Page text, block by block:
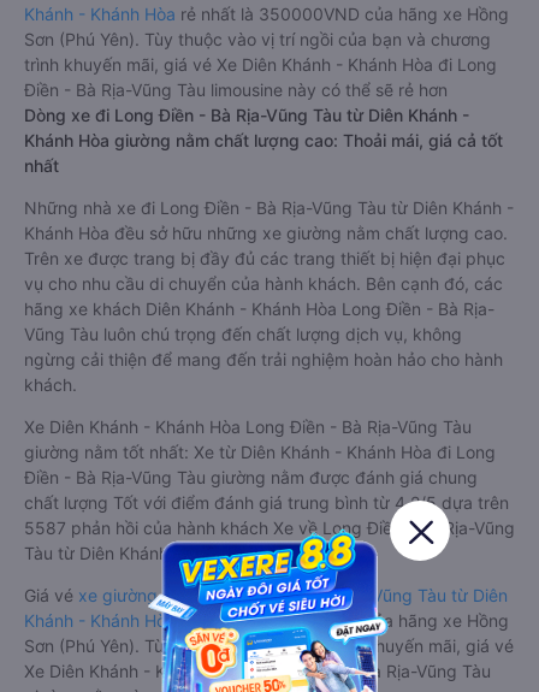
Khánh - Khánh Hòa rẻ nhất là 350000VND của hãng xe Hồng
Sơn (Phú Yên). Tùy thuộc vào vị trí ngồi của bạn và chương
trình khuyến mãi, giá vé Xe Diên Khánh - Khánh Hòa đi Long
Điền - Bà Rịa-Vũng Tàu limousine này có thể sẽ rẻ hơn
Dòng xe đi Long Điền - Bà Rịa-Vũng Tàu từ Diên Khánh -
Khánh Hòa giường nằm chất lượng cao: Thoải mái, giá cả tốt
nhất
Những nhà xe đi Long Điền - Bà Rịa-Vũng Tàu từ Diên Khánh -
Khánh Hòa đều sở hữu những xe giường nằm chất lượng cao.
Trên xe được trang bị đầy đủ các trang thiết bị hiện đại phục
vụ cho nhu cầu di chuyển của hành khách. Bên cạnh đó, các
hãng xe khách Diên Khánh - Khánh Hòa Long Điền - Bà Rịa-
Vũng Tàu luôn chú trọng đến chất lượng dịch vụ, không
ngừng cải thiện để mang đến trải nghiệm hoàn hảo cho hành
khách.
Xe Diên Khánh - Khánh Hòa Long Điền - Bà Rịa-Vũng Tàu
giường nằm tốt nhất: Xe từ Diên Khánh - Khánh Hòa đi Long
Điền - Bà Rịa-Vũng Tàu giường nằm được đánh giá chung
chất lượng Tốt với điểm đánh giá trung bình từ 4.2/5 dựa trên
5587 phản hồi của hành khách Xe về Long Điền - Bà Rịa-Vũng
Tàu từ Diên Khánh - Khánh Hòa.
Giá vé xe giường nằm đi Long Điền - Bà Rịa-Vũng Tàu từ Diên
Khánh - Khánh Hòarẻ nhất là 350000VND của hãng xe Hồng
Sơn (Phú Yên). Tùy thuộc vào chương trình khuyến mãi, giá vé
Xe Diên Khánh - Khánh Hòa đi Long Điền - Bà Rịa-Vũng Tàu